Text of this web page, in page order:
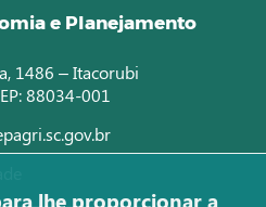
e Planejamento
1486 – Itacorubi
88034-001
lhe proporcionar a